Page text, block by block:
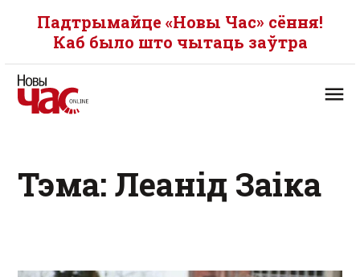
Падтрымайце «Новы Час» сёння!
Каб было што чытаць заўтра
Тэма: Леанід Заіка